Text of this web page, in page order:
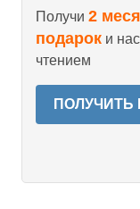
Получи 2
подарок и
чтением
ПОЛУЧИТЬ